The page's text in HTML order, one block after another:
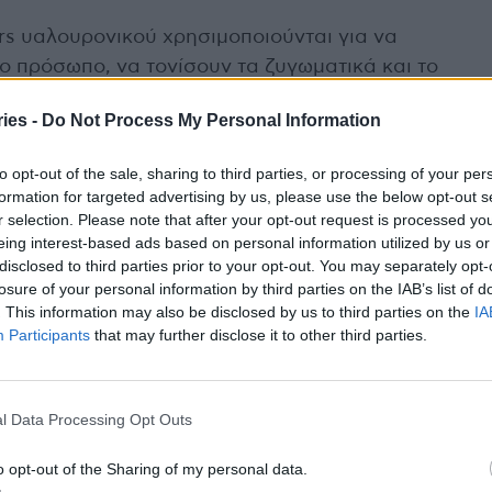
- Do Not Process My Personal Information
opt-out of the sale, sharing to third parties, or processing of your
for targeted advertising by us, please use the below opt-out
selection. Please note that after your opt-out request is processed
interest-based ads based on personal information utilized by us
to third parties prior to your opt-out. You may separately
of your personal information by third parties on the IAB’s list of
This information may also be disclosed by us to third parties on the
Participants that may further disclose it to other third parties.
Data Processing Opt Outs
opt-out of the Sharing of my personal data.
υαλουρονικού χρησιμοποιούνται για να
να τονίσουν τα ζυγωματικά και το
όγκο στα χείλη, να «γεμίσουν» βαθιές
και να διορθώσουν το σχήμα της μύτης
είναι ότι οι εγχύσεις με διασταυρωμένο
δέρμα αλλάζουν την όψη του διεγείροντας την
ευρήματα είναι παραπάνω από
διεγείρεται μέσα σε λίγες εβδομάδες
πολύ περισσότερο από το ίδιο το
«πώς» το υαλουρονικό βελτιώνει την
μόνο για διόρθωση της απώλειας όγκου
και για ενδογενή παραγωγή νέου κολλαγόνου.